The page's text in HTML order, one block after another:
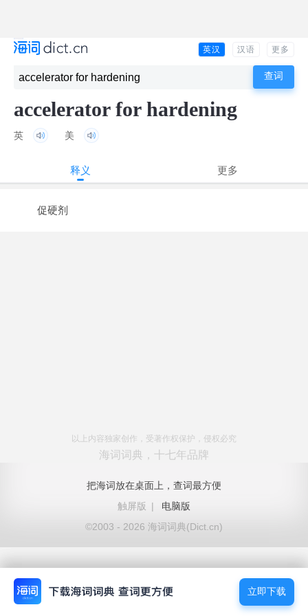
英汉 汉语 更多
accelerator for hardening
英 美
释义 更多
促硬剂
以上内容独家创作，受著作权保护，侵权必究
海词词典，十七年品牌
把海词放在桌面上，查词最方便
触屏版
|
电脑版
©2003 - 2026 海词词典(Dict.cn)
立即下载
立即下载